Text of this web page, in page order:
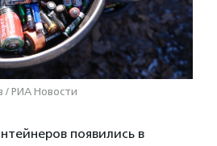
/ РИА Новости
появились в